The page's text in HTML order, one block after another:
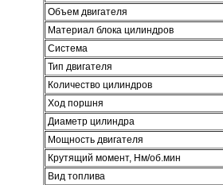
Объем двигателя
Материал блока цилиндров
Система
Тип двигателя
Количество цилиндров
Ход поршня
Диаметр цилиндра
Мощность двигателя
Крутящий момент, Нм/об.мин
Вид топлива